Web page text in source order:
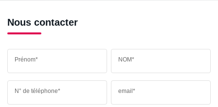
Nous contacter
Prénom* NOM*
N° de téléphone* email*